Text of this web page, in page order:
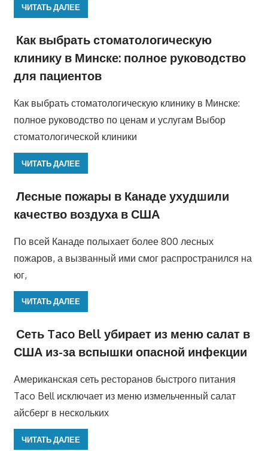
ЧИТАТЬ ДАЛЕЕ
Как выбрать стоматологическую
клинику в Минске: полное руководство
для пациентов
Как выбрать стоматологическую клинику в Минске:
полное руководство по ценам и услугам Выбор
стоматологической клиники
ЧИТАТЬ ДАЛЕЕ
Лесные пожары в Канаде ухудшили
качество воздуха в США
По всей Канаде полыхает более 800 лесных
пожаров, а вызванный ими смог распространился на
юг,
ЧИТАТЬ ДАЛЕЕ
Сеть Taco Bell убирает из меню салат в
США из-за вспышки опасной инфекции
Американская сеть ресторанов быстрого питания
Taco Bell исключает из меню измельченный салат
айсберг в нескольких
ЧИТАТЬ ДАЛЕЕ